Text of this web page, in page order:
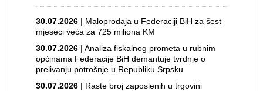
30.07.2026 | Maloprodaja u Federaciji BiH za šest
mjeseci veća za 725 miliona KM
30.07.2026 | Analiza fiskalnog prometa u rubnim
općinama Federacije BiH demantuje tvrdnje o
prelivanju potrošnje u Republiku Srpsku
30.07.2026 | Raste broj zaposlenih u trgovini